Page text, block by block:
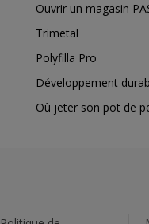
Ouvrir un magasin
Trimetal
Polyfilla Pro
Développement
Où jeter son pot de